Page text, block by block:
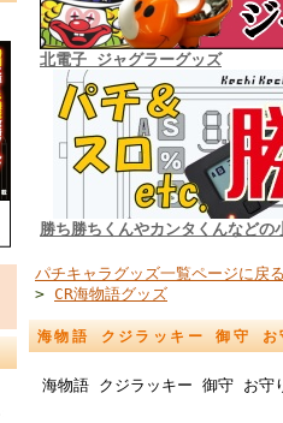
北電子 ジャグラーグッズ
勝ち勝ちくんやカンタくんなど
パチキャラグッズ一覧ページに戻
> CR海物語グッズ
海物語 クジラッキー 御守
海物語 クジラッキー 御守 お